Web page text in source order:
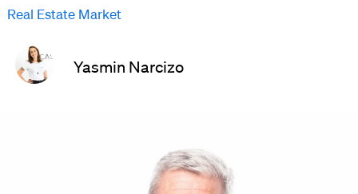
Real Estate Market
Yasmin Narcizo